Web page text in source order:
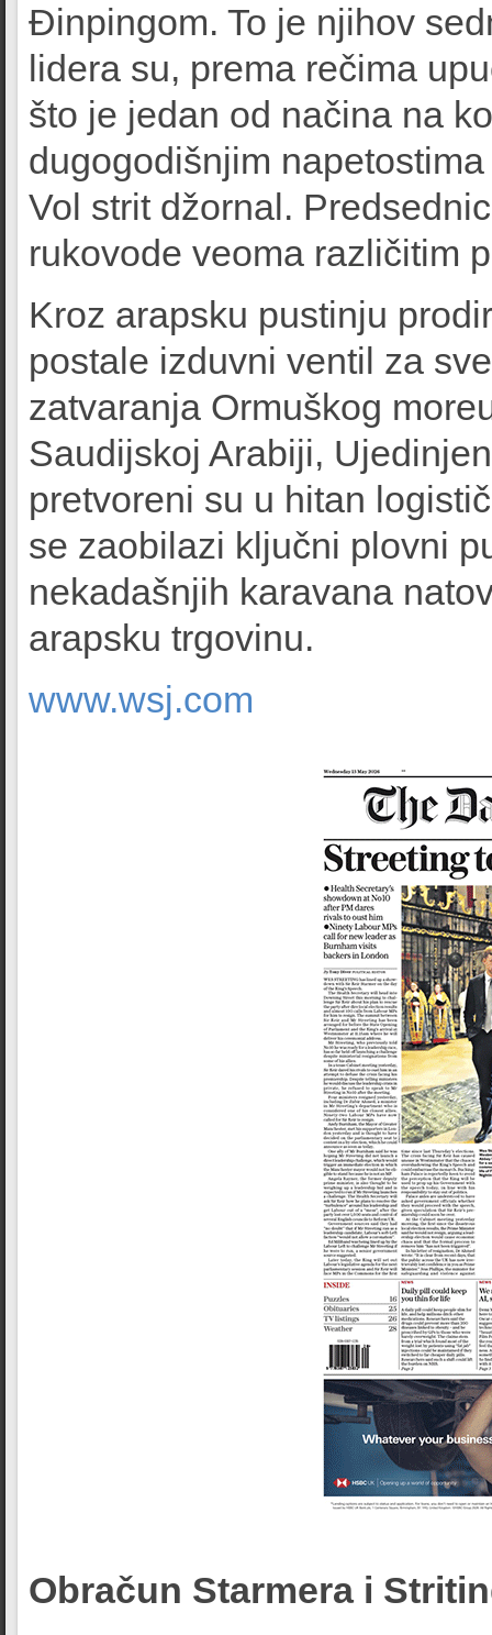
Đinpingom. To je njihov
lidera su, prema rečima
što je jedan od načina na
dugogodišnjim
Vol strit džornal.
rukovode veoma različitim
Kroz arapsku pustinju
postale izduvni ventil za
zatvaranja Ormuškog
Saudijskoj Arabiji,
pretvoreni su u hitan
se zaobilazi ključni plovni
nekadašnjih karavana
arapsku trgovinu.
www.wsj.com
Obračun Starmera i